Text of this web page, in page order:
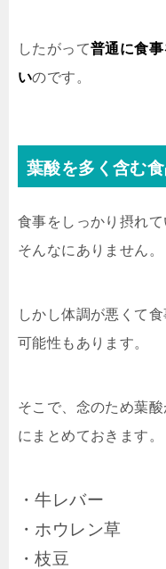
したがって普通に食事
いのです。
葉酸を多く含む
食事をしっかり摂れ
そんなにありません。
しかし体調が悪くて
可能性もあります。
そこで、念のため葉
にまとめておきます。
・牛レバー
・ホウレン草
・枝豆